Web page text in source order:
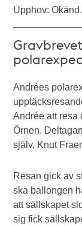
Upphov: Okänd.
Andrées
Andrée att resa
Örnen.
själv, Knut
Resan gick av
ska ballongen
att sällskapet
sig fick